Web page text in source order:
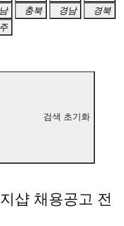
충북 경남
경북
검색 초기화
샵 채용공고 전